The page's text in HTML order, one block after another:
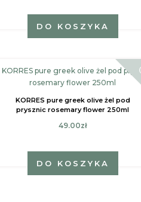
DO KOSZYKA
KORRES pure greek olive żel pod
prysznic rosemary flower 250ml
49.00zł
DO KOSZYKA